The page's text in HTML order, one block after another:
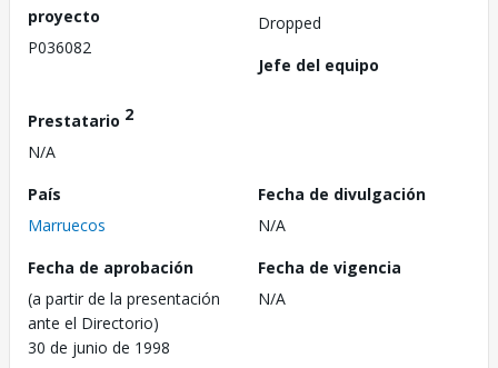
proyecto
P036082
Dropped
Jefe del equipo
Prestatario 2
N/A
País
Marruecos
Fecha de divulgación
N/A
Fecha de aprobación
(a partir de la presentación
ante el Directorio)
30 de junio de 1998
Fecha de vigencia
N/A